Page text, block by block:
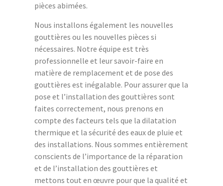
pièces abimées.
Nous installons également les nouvelles
gouttières ou les nouvelles pièces si
nécessaires. Notre équipe est très
professionnelle et leur savoir-faire en
matière de remplacement et de pose des
gouttières est inégalable. Pour assurer que la
pose et l’installation des gouttières sont
faites correctement, nous prenons en
compte des facteurs tels que la dilatation
thermique et la sécurité des eaux de pluie et
des installations. Nous sommes entièrement
conscients de l’importance de la réparation
et de l’installation des gouttières et
mettons tout en œuvre pour que la qualité et